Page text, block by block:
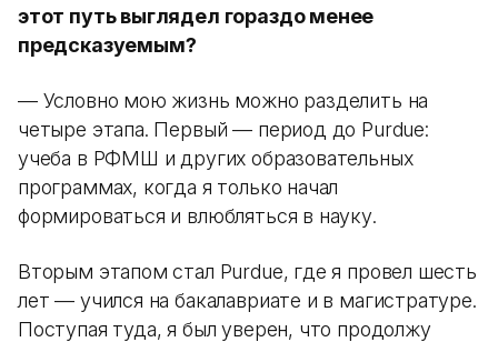
этот путь выглядел гораздо менее
предсказуемым?
— Условно мою жизнь можно разделить на
четыре этапа. Первый — период до Purdue:
учеба в РФМШ и других образовательных
программах, когда я только начал
формироваться и влюбляться в науку.
Вторым этапом стал Purdue, где я провел шесть
лет — учился на бакалавриате и в магистратуре.
Поступая туда, я был уверен, что продолжу